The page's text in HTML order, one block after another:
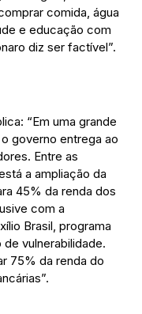
comida, água
e educação com
diz ser factível”.
“Em uma grande
governo entrega ao
Entre as
a ampliação da
45% da renda dos
com a
Brasil, programa
vulnerabilidade.
75% da renda do